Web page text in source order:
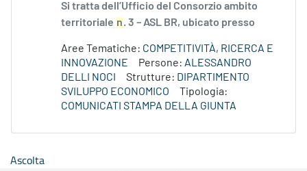
Si tratta dell’Ufficio del Consorzio ambito
territoriale n. 3 – ASL BR, ubicato presso
Aree Tematiche: COMPETITIVITÀ, RICERCA E
INNOVAZIONE
Persone: ALESSANDRO
DELLI NOCI
Strutture: DIPARTIMENTO
SVILUPPO ECONOMICO
Tipologia:
COMUNICATI STAMPA DELLA GIUNTA
Ascolta